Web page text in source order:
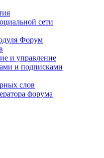
сети
Форум
и управление
и подписками
слов
форума